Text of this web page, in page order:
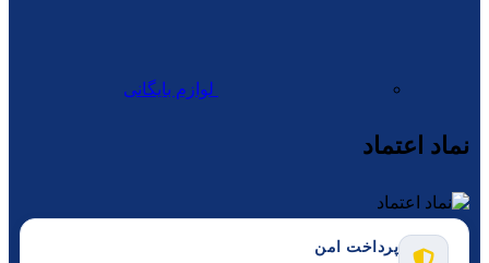
لوازم بایگانی
نماد اعتماد
پرداخت امن